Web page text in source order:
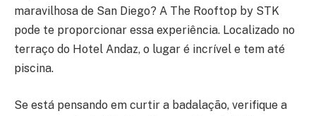
maravilhosa de San Diego? A The Rooftop by STK
pode te proporcionar essa experiência. Localizado no
terraço do Hotel Andaz, o lugar é incrível e tem até
piscina.
Se está pensando em curtir a badalação, verifique a